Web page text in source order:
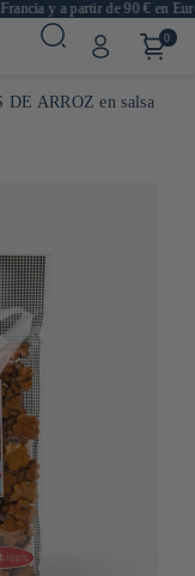
y a partir de 90 € en
0
DE ARROZ en salsa